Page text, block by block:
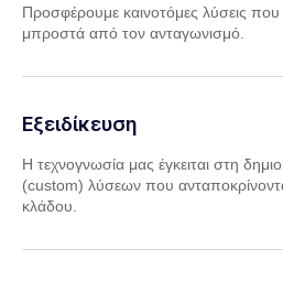
Προσφέρουμε καινοτόμες λύσεις
μπροστά από τον ανταγωνισμό.
Εξειδίκευση
Η τεχνογνωσία μας έγκειται στη
(custom) λύσεων που
κλάδου.